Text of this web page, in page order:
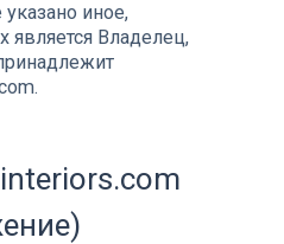
иное,
является Владелец,